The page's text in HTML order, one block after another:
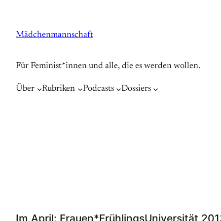
springen
Mädchenmannschaft
Für Feminist*innen und alle, die es werden wollen.
Über Rubriken Podcasts Dossiers
Im April: Frauen*FrühlingsUniversität